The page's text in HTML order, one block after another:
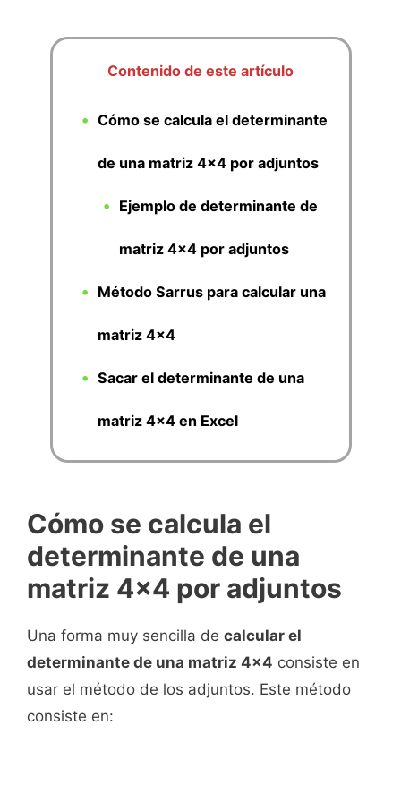
Contenido de este artículo
Cómo se calcula el determinante
de una matriz 4x4 por adjuntos
Ejemplo de determinante de
matriz 4x4 por adjuntos
Método Sarrus para calcular una
matriz 4x4
Sacar el determinante de una
matriz 4x4 en Excel
Cómo se calcula el
determinante de una
matriz 4x4 por adjuntos
Una forma muy sencilla de calcular el
determinante de una matriz 4x4 consiste en
usar el método de los adjuntos. Este método
consiste en: